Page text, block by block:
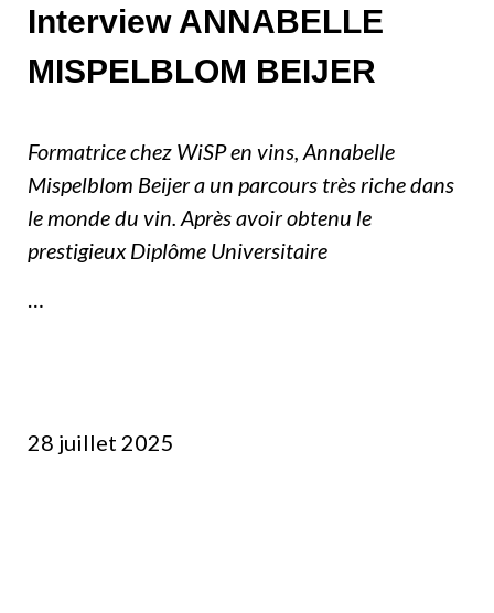
Interview ANNABELLE
MISPELBLOM BEIJER
Formatrice chez WiSP en vins, Annabelle
Mispelblom Beijer a un parcours très riche dans
le monde du vin. Après avoir obtenu le
prestigieux Diplôme Universitaire
…
28 juillet 2025